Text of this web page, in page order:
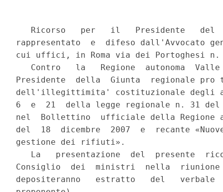
Ricorso   per   il   Presidente   del
rappresentato  e  difeso dall'Avvocato
cui uffici, in Roma via dei Portoghesi
Contro   la   Regione  autonoma
Presidente  della  Giunta  regionale pro
dell'illegittimita' costituzionale degli
6  e  21  della legge regionale n. 31 del
nel  Bollettino  ufficiale della Regione
del  18  dicembre  2007  e  recante
gestione dei rifiuti».
La   presentazione  del  presente
Consiglio  dei  ministri  nella
depositeranno   estratto   del